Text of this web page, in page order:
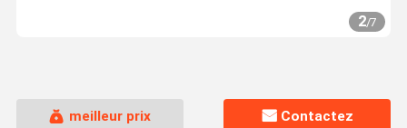
2/7
meilleur prix Contactez